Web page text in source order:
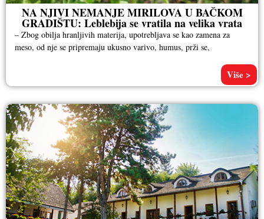
NA NJIVI NEMANJE MIRILOVA U BAČKOM
GRADIŠTU: Leblebija se vratila na velika vrata
– Zbog obilja hranljivih materija, upotrebljava se kao zamena za
meso, od nje se pripremaju ukusno varivo, humus, prži se,
Više >